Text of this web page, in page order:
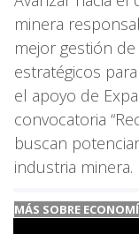
minera
mejor gestión
estratégicos
el apoyo de
convocatoria
buscan
industria minera.
MÁS SOBRE